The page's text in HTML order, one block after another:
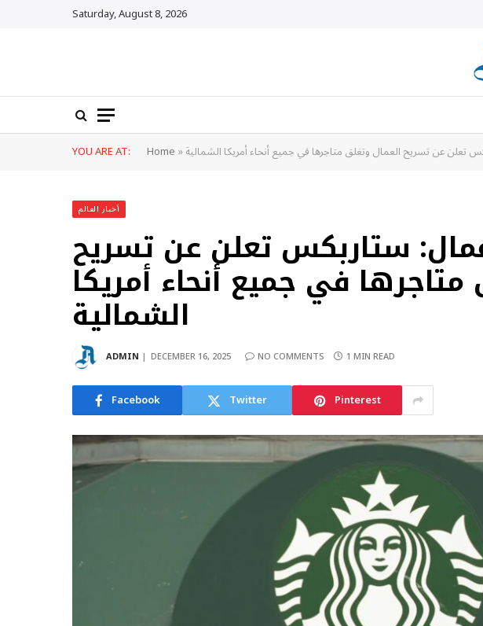
Saturday, August 8, 2026
YOU ARE AT: Home»تعلن عن تسريح العمال وتغلق متاجرها في جميع أنحاء أمريكا الشمالية
أخبار العالم
ستاربكس تعلن عن تسريح
متاجرها في جميع أنحاء أمريكا
الشمالية
ADMIN DECEMBER 16, 2025 NO COMMENTS 1 MIN READ
Facebook Twitter Pinterest